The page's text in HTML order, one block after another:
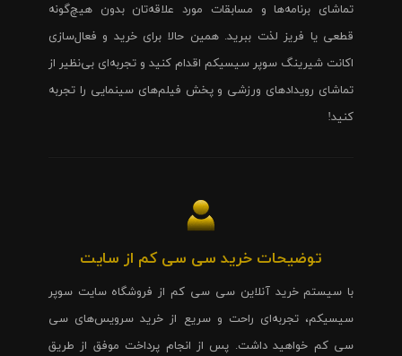
تماشای برنامه‌ها و مسابقات مورد علاقه‌تان بدون هیچ‌گونه
قطعی یا فریز لذت ببرید. همین حالا برای خرید و فعال‌سازی
اکانت شیرینگ سوپر سیسیکم اقدام کنید و تجربه‌ای بی‌نظیر از
تماشای رویدادهای ورزشی و پخش فیلم‌های سینمایی را تجربه
کنید!
توضیحات خرید سی سی کم از سایت
با سیستم خرید آنلاین سی سی کم از فروشگاه سایت سوپر
سیسیکم، تجربه‌ای راحت و سریع از خرید سرویس‌های سی
سی کم خواهید داشت. پس از انجام پرداخت موفق از طریق